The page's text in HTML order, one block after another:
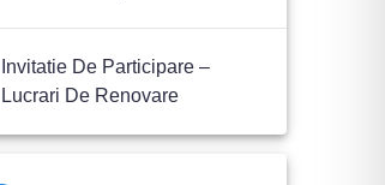
Invitatie De Participare –
Lucrari De Renovare